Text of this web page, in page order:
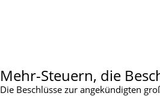
Mehr-Steuern, die
Die Beschlüsse zur angekündigten